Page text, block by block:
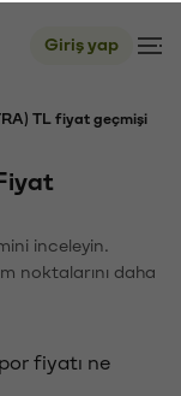
Giriş yap
TL fiyat geçmişi
inceleyin.
noktalarını daha
fiyatı ne